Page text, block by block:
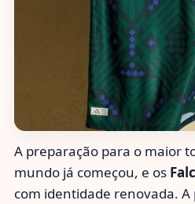
A preparação para o maior
mundo já começou, e os
com identidade renovada.